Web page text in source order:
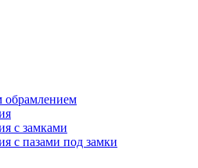
обрамлением
с замками
с пазами под замки